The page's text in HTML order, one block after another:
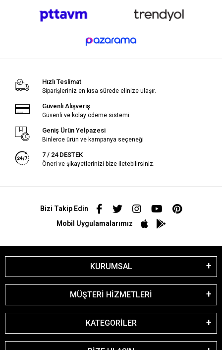
Hızlı Teslimat
Siparişleriniz en kısa sürede elinize ulaşır.
Güvenli Alışveriş
Güvenli ve kolay ödeme sistemi
Geniş Ürün Yelpazesi
Binlerce ürün ve kampanya seçeneği
7 / 24 DESTEK
Öneri ve şikayetlerinizi bize iletebilirsiniz.
Bizi Takip Edin
Mobil Uygulamalarımız
KURUMSAL
MÜŞTERİ HİZMETLERİ
KATEGORİLER